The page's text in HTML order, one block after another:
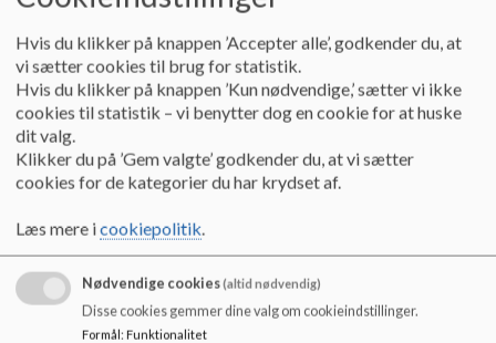
Tre fra børnehaven/småbørnsgruppen og tre fra skolen er på valg i år.
De tre fra børnehaven/småbørnsgruppen vælges for 2 år. De tre fra
skolen vælges med to for 4 år og en for 2 år.
Forældre, hvis barn er indskrevet i hhv. børnehave/småbørnsgruppen
eller i kommende skoleårs 0.-6. årgang er valgbare og har valgret.
Der vil fra d. 30. marts ligge valglister på kontoret. I har frem til d. 19.
april mulighed for at tjekke, om I er på listen.
Der bliver afholdt opstillingsmøde d. 26. april kl. 18.30, hvor du kan
møde op, hvis du er interesseret i at stille op til bestyrelsen. Du kan
Hvis du klikker på knappen ’Accepter alle’, godkender du, at
vi sætter cookies til brug for statistik.
Hvis du klikker på knappen ’Kun nødvendige,’ sætter vi ikke
cookies til statistik – vi benytter dog en cookie for at huske
dit valg.
Klikker du på ’Gem valgte’ godkender du, at vi sætter
cookies for de kategorier du har krydset af.
Læs mere icookiepolitik.
Nødvendige cookies(altid nødvendig)
Disse cookies gemmer dine valg om cookieindstillinger.
Formål: Funktionalitet